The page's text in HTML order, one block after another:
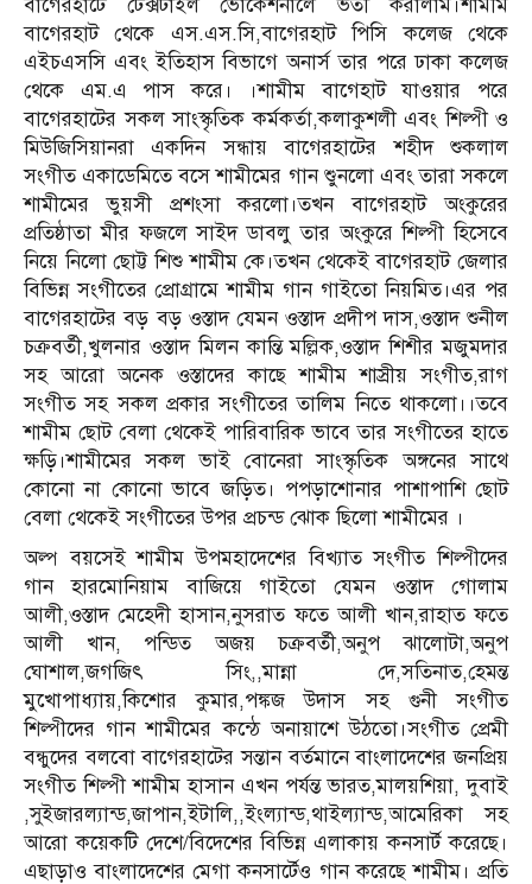
বাগেরহাটে টেক্সটাইল ভোকেশনালে ভর্তী করালাম।শামীম
বাগেরহাট থেকে এস.এস.সি,বাগেরহাট পিসি কলেজ থেকে
এইচএসসি এবং ইতিহাস বিভাগে অনার্স তার পরে ঢাকা কলেজ
থেকে এম.এ পাস করে। ।শামীম বাগেহাট যাওয়ার পরে
বাগেরহাটের সকল সাংস্কৃতিক কর্মকর্তা,কলাকুশলী এবং শিল্পী ও
মিউজিসিয়ানরা একদিন সন্ধায় বাগেরহাটের শহীদ শুকলাল
সংগীত একাডেমিতে বসে শামীমের গান শুুনলো এবং তারা সকলে
শামীমের ভুয়সী প্রশংসা করলো।তখন বাগেরহাট অংকুরের
প্রতিষ্ঠাতা মীর ফজলে সাইদ ডাবলু তার অংকুরে শিল্পী হিসেবে
নিয়ে নিলো ছোট্ট শিশু শামীম কে।তখন থেকেই বাগেরহাট জেলার
বিভিন্ন সংগীতের প্রোগ্রামে শামীম গান গাইতো নিয়মিত।এর পর
বাগেরহাটের বড় বড় ওস্তাদ যেমন ওস্তাদ প্রদীপ দাস,ওস্তাদ শুনীল
চক্রবর্তী,খুলনার ওস্তাদ মিলন কান্তি মল্লিক,ওস্তাদ শিশীর মজুমদার
সহ আরো অনেক ওস্তাদের কাছে শামীম শাস্রীয় সংগীত,রাগ
সংগীত সহ সকল প্রকার সংগীতের তালিম নিতে থাকলো।।তবে
শামীম ছোট বেলা থেকেই পারিবারিক ভাবে তার সংগীতের হাতে
ক্ষড়ি।শামীমের সকল ভাই বোনেরা সাংস্কৃতিক অঙ্গনের সাথে
কোনো না কোনো ভাবে জড়িত। পপড়াশোনার পাশাপাশি ছোট
বেলা থেকেই সংগীতের উপর প্রচন্ড ঝোক ছিলো শামীমের ।
অল্প বয়সেই শামীম উপমহাদেশের বিখ্যাত সংগীত শিল্পীদের
গান হারমোনিয়াম বাজিয়ে গাইতো যেমন ওস্তাদ গোলাম
আলী,ওস্তাদ মেহেদী হাসান,নুসরাত ফতে আলী খান,রাহাত ফতে
আলী খান, পন্ডিত অজয় চক্রবর্তী,অনুপ ঝালোটা,অনুপ
ঘোশাল,জগজিৎ সিং,,মান্না দে,সতিনাত,হেমন্ত
মুখোপাধ্যায়,কিশোর কুমার,পঙ্কজ উদাস সহ গুনী সংগীত
শিল্পীদের গান শামীমের কন্ঠে অনায়াশে উঠতো।সংগীত প্রেমী
বন্ধুদের বলবো বাগেরহাটের সন্তান বর্তমানে বাংলাদেশের জনপ্রিয়
সংগীত শিল্পী শামীম হাসান এখন পর্যন্ত ভারত,মালয়শিয়া, দুবাই
,সুইজারল্যান্ড,জাপান,ইটালি,,ইংল্যান্ড,থাইল্যান্ড,আমেরিকা সহ
আরো কয়েকটি দেশে/বিদেশের বিভিন্ন এলাকায় কনসার্ট করেছে।
এছাড়াও বাংলাদেশের মেগা কনসার্টেও গান করেছে শামীম। প্রতি